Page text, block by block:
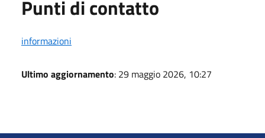
Punti di contatto
informazioni
Ultimo aggiornamento: 29 maggio 2026, 10:27